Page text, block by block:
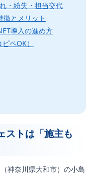
・紛失・担当交代
徴とメリット
導入の進め方
ペOK）
ストは「施主も
神奈川県大和市）の小島